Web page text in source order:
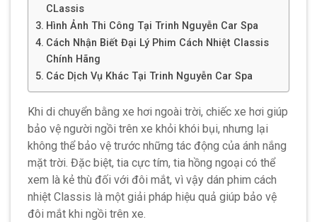
CLassis
Hình Ảnh Thi Công Tại Trinh Nguyễn Car Spa
Cách Nhận Biết Đại Lý Phim Cách Nhiệt Classis
Chính Hãng
Các Dịch Vụ Khác Tại Trinh Nguyễn Car Spa
Khi di chuyển bằng xe hơi ngoài trời, chiếc xe hơi giúp
bảo vệ người ngồi trên xe khỏi khói bụi, nhưng lại
không thể bảo vệ trước những tác động của ánh nắng
mặt trời. Đặc biệt, tia cực tím, tia hồng ngoại có thể
xem là kẻ thù đối với đôi mắt, vì vậy dán phim cách
nhiệt Classis là một giải pháp hiệu quả giúp bảo vệ
đôi mắt khi ngồi trên xe.